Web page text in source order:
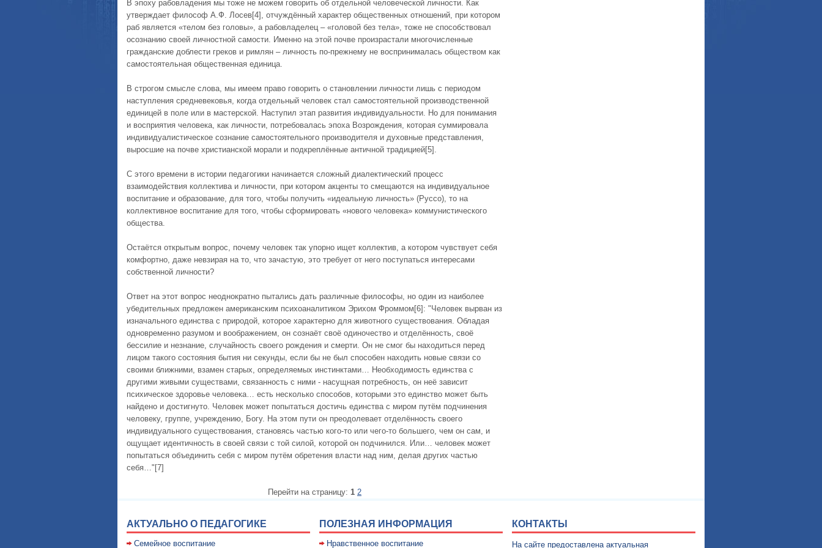
В эпоху рабовладения мы тоже не можем говорить об отдельной человеческой личности. Как
утверждает философ А.Ф. Лосев[4], отчуждённый характер общественных отношений, при котором
раб является «телом без головы», а рабовладелец – «головой без тела», тоже не способствовал
осознанию своей личностной самости. Именно на этой почве произрастали многочисленные
гражданские доблести греков и римлян – личность по-прежнему не воспринималась обществом как
самостоятельная общественная единица.
В строгом смысле слова, мы имеем право говорить о становлении личности лишь с периодом
наступления средневековья, когда отдельный человек стал самостоятельной производственной
единицей в поле или в мастерской. Наступил этап развития индивидуальности. Но для понимания
и восприятия человека, как личности, потребовалась эпоха Возрождения, которая суммировала
индивидуалистическое сознание самостоятельного производителя и духовные представления,
выросшие на почве христианской морали и подкреплённые античной традицией[5].
С этого времени в истории педагогики начинается сложный диалектический процесс
взаимодействия коллектива и личности, при котором акценты то смещаются на индивидуальное
воспитание и образование, для того, чтобы получить «идеальную личность» (Руссо), то на
коллективное воспитание для того, чтобы сформировать «нового человека» коммунистического
общества.
Остаётся открытым вопрос, почему человек так упорно ищет коллектив, а котором чувствует себя
комфортно, даже невзирая на то, что зачастую, это требует от него поступаться интересами
собственной личности?
Ответ на этот вопрос неоднократно пытались дать различные философы, но один из наиболее
убедительных предложен американским психоаналитиком Эрихом Фроммом[6]: "Человек вырван из
изначального единства с природой, которое характерно для животного существования. Обладая
одновременно разумом и воображением, он сознаёт своё одиночество и отделённость, своё
бессилие и незнание, случайность своего рождения и смерти. Он не смог бы находиться перед
лицом такого состояния бытия ни секунды, если бы не был способен находить новые связи со
своими ближними, взамен старых, определяемых инстинктами… Необходимость единства с
другими живыми существами, связанность с ними - насущная потребность, он неё зависит
психическое здоровье человека… есть несколько способов, которыми это единство может быть
найдено и достигнуто. Человек может попытаться достичь единства с миром путём подчинения
человеку, группе, учреждению, Богу. На этом пути он преодолевает отделённость своего
индивидуального существования, становясь частью кого-то или чего-то большего, чем он сам, и
ощущает идентичность в своей связи с той силой, которой он подчинился. Или… человек может
попытаться объединить себя с миром путём обретения власти над ним, делая других частью
себя…"[7]
Перейти на страницу: 1 2
АКТУАЛЬНО О ПЕДАГОГИКЕ
Семейное воспитание
ПОЛЕЗНАЯ ИНФОРМАЦИЯ
Нравственное воспитание
КОНТАКТЫ
На сайте предоставлена актуальная